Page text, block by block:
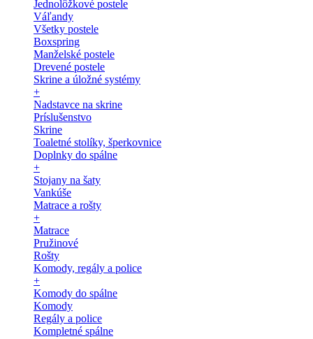
Jednolôžkové postele
Váľandy
Všetky postele
Boxspring
Manželské postele
Drevené postele
Skrine a úložné systémy
+
Nadstavce na skrine
Príslušenstvo
Skrine
Toaletné stolíky, šperkovnice
Doplnky do spálne
+
Stojany na šaty
Vankúše
Matrace a rošty
+
Matrace
Pružinové
Rošty
Komody, regály a police
+
Komody do spálne
Komody
Regály a police
Kompletné spálne